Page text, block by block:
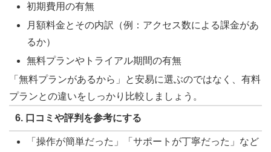
初期費用の有無
月額料金とその内訳（例：アクセス数による課金があ
るか）
無料プランやトライアル期間の有無
「無料プランがあるから」と安易に選ぶのではなく、有料
プランとの違いをしっかり比較しましょう。
6. 口コミや評判を参考にする
「操作が簡単だった」「サポートが丁寧だった」など